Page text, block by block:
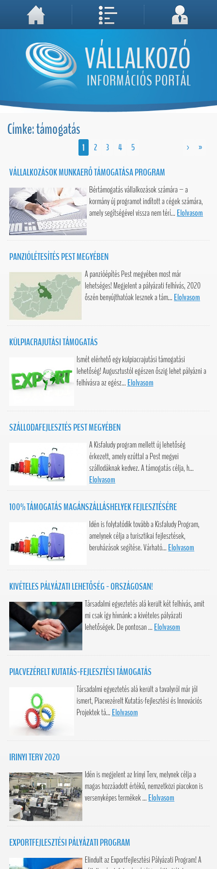
A weboldal használatával Ön elfogadja, hogy Cookie-kat (sütiket) tároljunk számítógépén. A sütik a weboldal megfelelő működéséhez
Megértettem, folytatás...
Címke: támogatás
1 2 3 4 5 > »
VÁLLALKOZÁSOK MUNKAERŐ TÁMOGATÁSA PROGRAM
Bértámogatás vállalkozások számára – a
kormány új programot indított a cégek számára,
amely segítségével vissza nem térí... Elolvasom
PANZIÓLÉTESÍTÉS PEST MEGYÉBEN
A panzióépítés Pest megyében most már
lehetséges! Megjelent a pályázati felhívás, 2020
őszén benyújthatóak lesznek a tám... Elolvasom
KÜLPIACRAJUTÁSI TÁMOGATÁS
Ismét elérhető egy külpiacrajutási támogatási
lehetőség! Augusztustól egészen őszig lehet pályázni a
felhívásra az egész... Elolvasom
SZÁLLODAFEJLESZTÉS PEST MEGYÉBEN
A Kisfaludy program mellett új lehetőség
érkezett, amely ezúttal a Pest megyei
szállodáknak kedvez. A támogatás célja, h...
Elolvasom
100% TÁMOGATÁS MAGÁNSZÁLLÁSHELYEK FEJLESZTÉSÉRE
Idén is folytatódik tovább a Kisfaludy Program,
amelynek célja a turisztikai fejlesztések,
beruházások segítése. Várható... Elolvasom
KIVÉTELES PÁLYÁZATI LEHETŐSÉG - ORSZÁGOSAN!
Társadalmi egyeztetés alá került két felhívás, amit
mi csak így hívnánk: a kivételes pályázati
lehetőségek. De pontosan ... Elolvasom
PIACVEZÉRELT KUTATÁS-FEJLESZTÉSI TÁMOGATÁS
Társadalmi egyeztetés alá került a tavalyról már jól
ismert, Piacvezérelt Kutatás-fejlesztési és Innovációs
Projektek tá... Elolvasom
IRINYI TERV 2020
Idén is megjelent az Irinyi Terv, melynek célja a
magas hozzáadott értékű, nemzetközi piacokon is
versenyképes termékek ... Elolvasom
EXPORTFEJLESZTÉSI PÁLYÁZATI PROGRAM
Elindult az Exportfejlesztési Pályázati Program! A